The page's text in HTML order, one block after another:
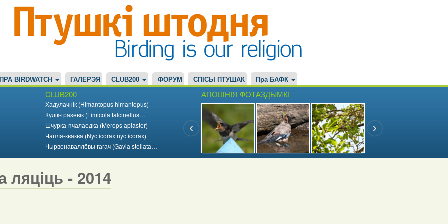
ПРА BIRDWATCH ГАЛЕРЭЯ CLUB200 ФОРУМ СПІСЫ ПТУШАК Пра БАФК
CLUB200
Хадулачнік (Himantopus himantopus)
Кулік-гразевік (Limicola falcinellus…
Шчурка-пчалаедка (Merops apiaster)
Чапля-кваква (Nycticorax nycticorax)
Чырвонаваллёвы гагач (Gavia stellata…
АПОШНІЯ ФОТАЗДЫМКІ
ляціць - 2014